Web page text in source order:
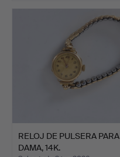
RELOJ DE PULSERA PARA
DAMA, 14K.